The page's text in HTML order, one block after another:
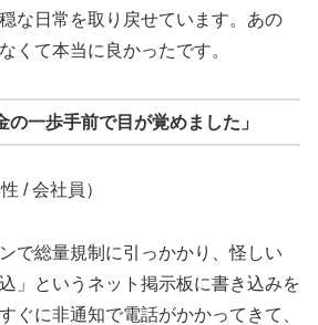
な日常を取り戻せています。あの
くて本当に良かったです。
一歩手前で目が覚めました」
/ 会社員）
で総量規制に引っかかり、怪しい
」というネット掲示板に書き込みを
ぐに非通知で電話がかかってきて、